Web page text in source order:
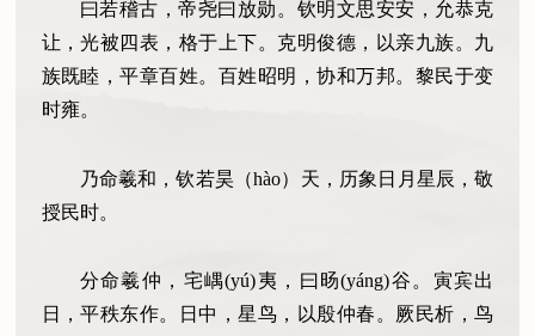
曰若稽古，帝尧曰放勋。钦明文思安安，允恭克
让，光被四表，格于上下。克明俊德，以亲九族。九
族既睦，平章百姓。百姓昭明，协和万邦。黎民于变
时雍。
乃命羲和，钦若昊（hào）天，历象日月星辰，敬
授民时。
分命羲仲，宅嵎(yú)夷，曰旸(yáng)谷。寅宾出
日，平秩东作。日中，星鸟，以殷仲春。厥民析，鸟